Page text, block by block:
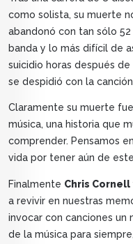
como solista, su muerte
abandonó con tan sólo
banda y lo más difícil de
suicidio horas después
se despidió con la canción
Claramente su muerte
música, una historia que
comprender. Pensamos en
vida por tener aún de
Finalmente Chris Cornell
a revivir en nuestras
invocar con canciones
de la música para